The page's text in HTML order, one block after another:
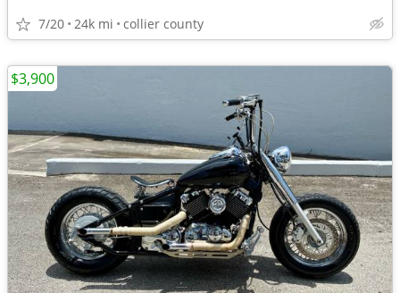
7/20 24k mi collier county
$3,900